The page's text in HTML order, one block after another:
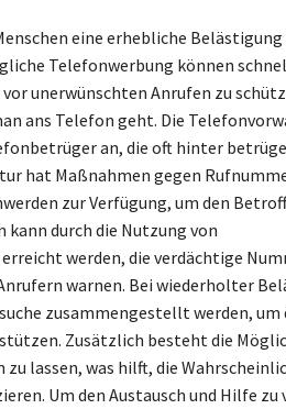
eine erhebliche Belästigung
Telefonwerbung können
unerwünschten Anrufen zu
ans Telefon geht. Die
an, die oft hinter
hat Maßnahmen gegen
zur Verfügung, um den
kann durch die Nutzung von
werden, die verdächtige
warnen. Bei wiederholter
zusammengestellt werden, um
Zusätzlich besteht die
lassen, was hilft, die
Um den Austausch und Hilfe zu